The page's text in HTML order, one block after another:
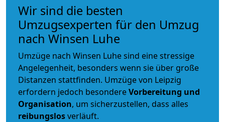
Wir sind die besten
Umzugsexperten für den Umzug
nach Winsen Luhe
Umzüge nach Winsen Luhe sind eine stressige
Angelegenheit, besonders wenn sie über große
Distanzen stattfinden. Umzüge von Leipzig
erfordern jedoch besondereVorbereitung und
Organisation, um sicherzustellen, dass alles
reibungslosverläuft.